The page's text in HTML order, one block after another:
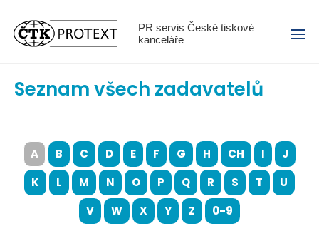
PR servis České tiskové
kanceláře
Menu
Seznam všech zadavatelů
A B C D E F G H CH I
J
K
L M N O P Q R S T
U
V
W X Y Z 0-9